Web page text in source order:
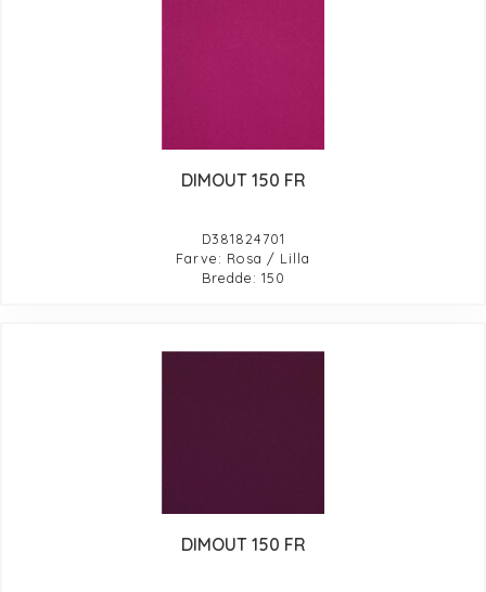
DIMOUT 150 FR
D381824701
Farve: Rosa / Lilla
Bredde: 150
DIMOUT 150 FR